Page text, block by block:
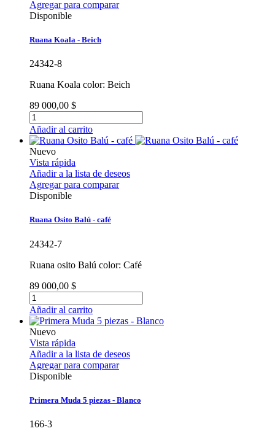
Agregar para comparar
Disponible
Ruana Koala - Beich
24342-8
Ruana Koala color: Beich
89 000,00 $
Añadir al carrito
Nuevo
Vista rápida
Añadir a la lista de deseos
Agregar para comparar
Disponible
Ruana Osito Balú - café
24342-7
Ruana osito Balú color: Café
89 000,00 $
Añadir al carrito
Nuevo
Vista rápida
Añadir a la lista de deseos
Agregar para comparar
Disponible
Primera Muda 5 piezas - Blanco
166-3